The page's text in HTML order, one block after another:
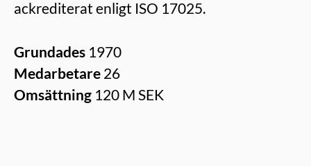
ackrediterat enligt ISO 17025.
Grundades 1970
Medarbetare 26
Omsättning 120 M SEK